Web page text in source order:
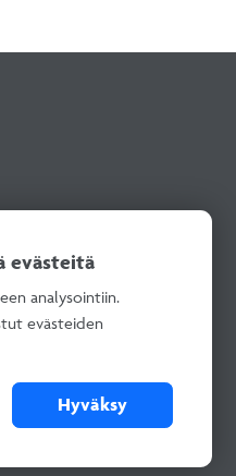
evästeitä
analysointiin.
evästeiden
Hyväksy